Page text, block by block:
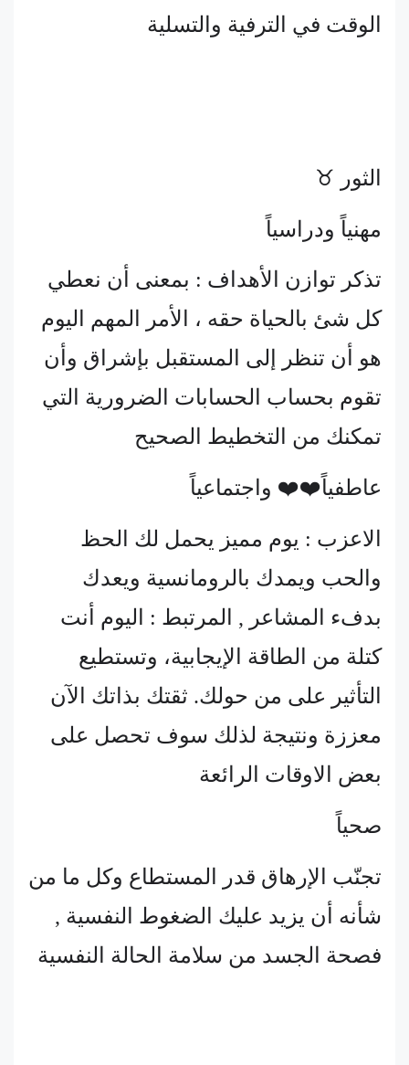
الوقت في الترفية والتسلية
الثور ♉
مهنياً ودراسياً
تذكر توازن الأهداف : بمعنى أن نعطي
كل شئ بالحياة حقه ، الأمر المهم اليوم
هو أن تنظر إلى المستقبل بإشراق وأن
تقوم بحساب الحسابات الضرورية التي
تمكنك من التخطيط الصحيح
عاطفياً❤️❤️ واجتماعياً
الاعزب : يوم مميز يحمل لك الحظ
والحب ويمدك بالرومانسية ويعدك
بدفء المشاعر , المرتبط : اليوم أنت
كتلة من الطاقة الإيجابية، وتستطيع
التأثير على من حولك. ثقتك بذاتك الآن
معززة ونتيجة لذلك سوف تحصل على
بعض الاوقات الرائعة
صحياً
تجنّب الإرهاق قدر المستطاع وكل ما من
شأنه أن يزيد عليك الضغوط النفسية ,
فصحة الجسد من سلامة الحالة النفسية